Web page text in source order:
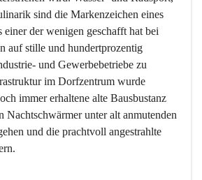
sind die Markenzeichen eines
einer der wenigen geschafft hat bei
auf stille und hundertprozentig
und Gewerbebetriebe zu
im Dorfzentrum wurde
immer erhaltene alte Bausbustanz
Nachtschwärmer unter alt anmutenden
und die prachtvoll angestrahlte